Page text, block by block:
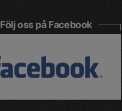
Följ oss på Facebook